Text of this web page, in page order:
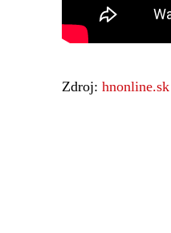
Zdroj: hnonline.sk